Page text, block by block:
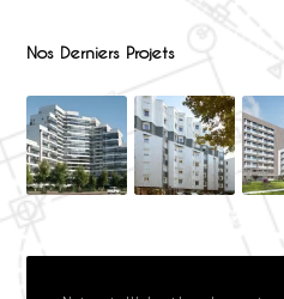
Nos Derniers Projets